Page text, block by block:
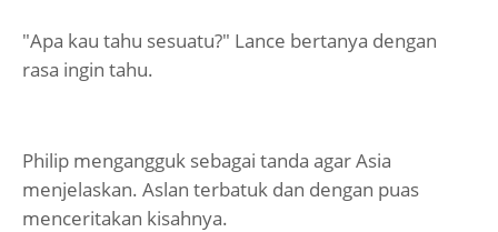
"Apa kau tahu sesuatu?" Lance bertanya dengan
rasa ingin tahu.
Philip mengangguk sebagai tanda agar Asia
menjelaskan. Aslan terbatuk dan dengan puas
menceritakan kisahnya.